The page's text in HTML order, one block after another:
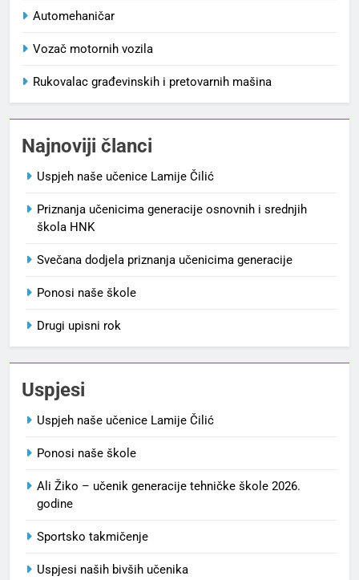
Automehaničar
Vozač motornih vozila
Rukovalac građevinskih i pretovarnih mašina
Najnoviji članci
Uspjeh naše učenice Lamije Čilić
Priznanja učenicima generacije osnovnih i srednjih
škola HNK
Svečana dodjela priznanja učenicima generacije
Ponosi naše škole
Drugi upisni rok
Uspjesi
Uspjeh naše učenice Lamije Čilić
Ponosi naše škole
Ali Žiko – učenik generacije tehničke škole 2026.
godine
Sportsko takmičenje
Uspjesi naših bivših učenika